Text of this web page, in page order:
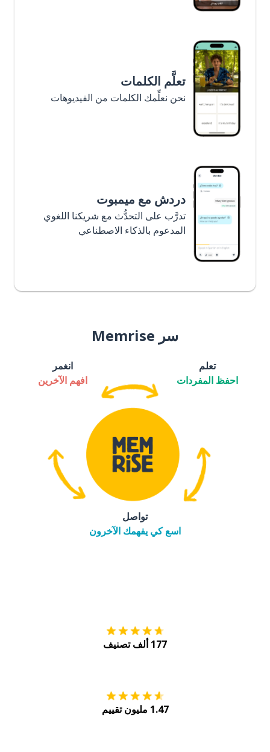
تعلَّم الكلمات
نحن نعلِّمك الكلمات من الفيديوهات
دردش مع ميمبوت
تدرَّب على التحدُّث مع شريكنا اللغوي
المدعوم بالذكاء الاصطناعي
سر Memrise
تعلم
احفظ المفردات
انغمر
افهم الآخرين
تواصل
اسع كي يفهمك الآخرون
177 ألف تصنيف
1.47 مليون تقييم